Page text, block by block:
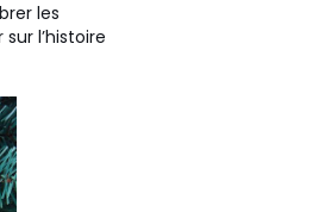
les
l’histoire